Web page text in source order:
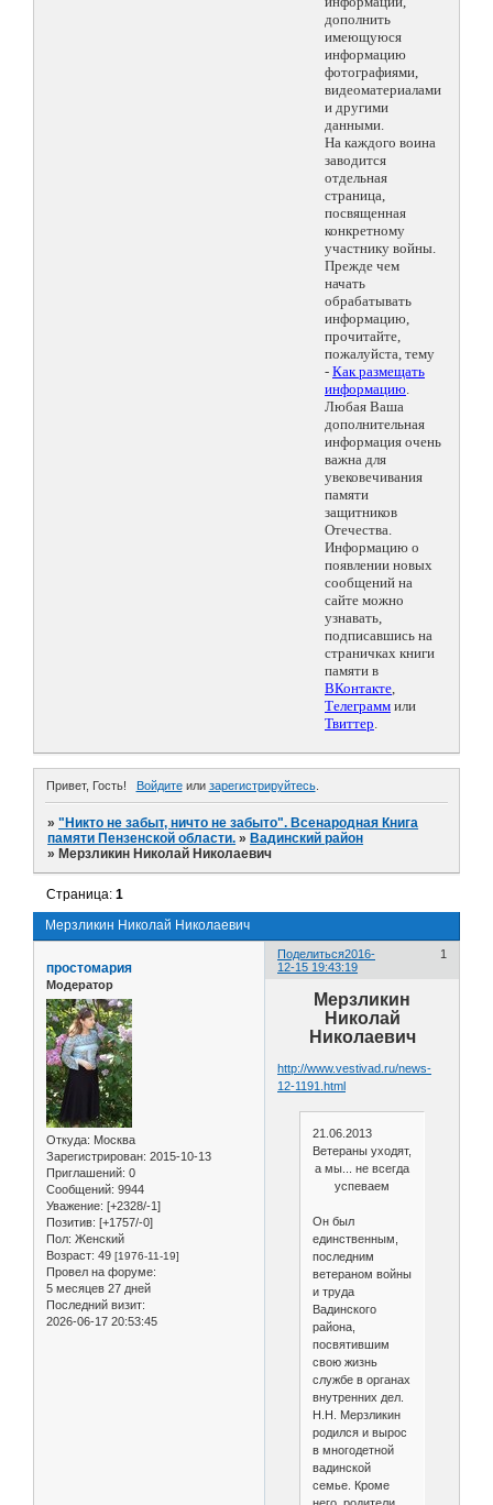
дополнить
имеющуюся
информацию
фотографиями,
видеоматериалами
и другими
данными.
На каждого воина
заводится
отдельная
страница,
посвященная
конкретному
участнику войны.
Прежде чем
начать
обрабатывать
информацию,
прочитайте,
пожалуйста, тему
- Как размещать
информацию.
Любая Ваша
дополнительная
информация очень
важна для
увековечивания
памяти
защитников
Отечества.
Информацию о
появлении новых
сообщений на
сайте можно
узнавать,
подписавшись на
страничках книги
памяти в
ВКонтакте,
Телеграмм или
Твиттер.
Привет, Гость! Войдитеили зарегистрируйтесь.
»"Никто не забыт, ничто не забыто". Всенародная Книга
памяти Пензенской области. » Вадинский район
» Мерзликин Николай Николаевич
Мерзликин Николай Николаевич
Страница:1
Поделиться 1
2016-
12-15 19:43:19
простомария
Модератор
Откуда: Москва
Зарегистрирован: 2015-10-13
Приглашений: 0
Сообщений: 9944
Уважение: [+2328/-1]
Позитив: [+1757/-0]
Пол: Женский
Возраст: 49 [1976-11-19]
Провел на форуме:
5 месяцев 27 дней
Последний визит:
2026-06-17 20:53:45
Мерзликин
Николай
Николаевич
http://www.vestivad.ru/news-
12-1191.html
21.06.2013
Ветераны уходят,
а мы... не всегда
успеваем
Он был
единственным,
последним
ветераном войны
и труда
Вадинского
района,
посвятившим
свою жизнь
службе в органах
внутренних дел.
Н.Н. Мерзликин
родился и вырос
в многодетной
вадинской
семье. Кроме